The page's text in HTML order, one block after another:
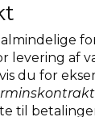
af
du for
til